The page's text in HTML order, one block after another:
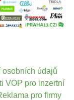
údajů
VOP pro inzertní
pro firmy